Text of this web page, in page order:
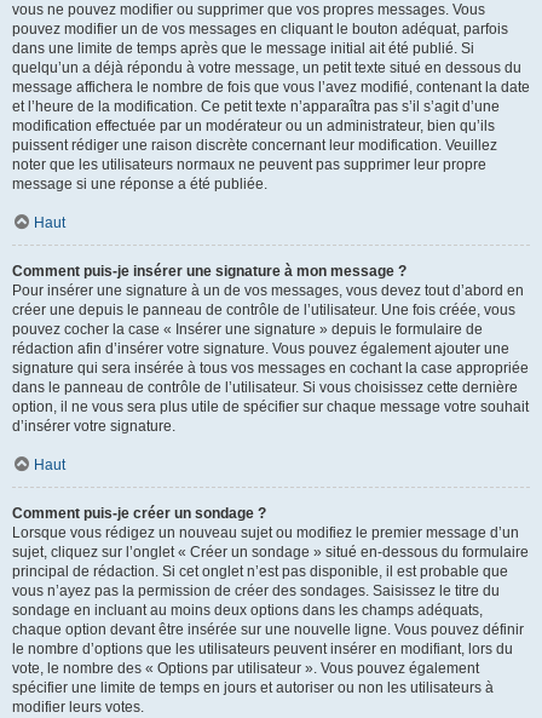
vous ne pouvez modifier ou supprimer que vos propres messages. Vous
pouvez modifier un de vos messages en cliquant le bouton adéquat, parfois
dans une limite de temps après que le message initial ait été publié. Si
quelqu’un a déjà répondu à votre message, un petit texte situé en dessous du
message affichera le nombre de fois que vous l’avez modifié, contenant la date
et l’heure de la modification. Ce petit texte n’apparaîtra pas s’il s’agit d’une
modification effectuée par un modérateur ou un administrateur, bien qu’ils
puissent rédiger une raison discrète concernant leur modification. Veuillez
noter que les utilisateurs normaux ne peuvent pas supprimer leur propre
message si une réponse a été publiée.
Haut
Comment puis-je insérer une signature à mon message ?
Pour insérer une signature à un de vos messages, vous devez tout d’abord en
créer une depuis le panneau de contrôle de l’utilisateur. Une fois créée, vous
pouvez cocher la case « Insérer une signature » depuis le formulaire de
rédaction afin d’insérer votre signature. Vous pouvez également ajouter une
signature qui sera insérée à tous vos messages en cochant la case appropriée
dans le panneau de contrôle de l’utilisateur. Si vous choisissez cette dernière
option, il ne vous sera plus utile de spécifier sur chaque message votre souhait
d’insérer votre signature.
Haut
Comment puis-je créer un sondage ?
Lorsque vous rédigez un nouveau sujet ou modifiez le premier message d’un
sujet, cliquez sur l’onglet « Créer un sondage » situé en-dessous du formulaire
principal de rédaction. Si cet onglet n’est pas disponible, il est probable que
vous n’ayez pas la permission de créer des sondages. Saisissez le titre du
sondage en incluant au moins deux options dans les champs adéquats,
chaque option devant être insérée sur une nouvelle ligne. Vous pouvez définir
le nombre d’options que les utilisateurs peuvent insérer en modifiant, lors du
vote, le nombre des « Options par utilisateur ». Vous pouvez également
spécifier une limite de temps en jours et autoriser ou non les utilisateurs à
modifier leurs votes.